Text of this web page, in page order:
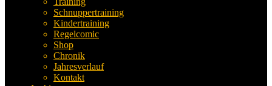
Schnuppertraining
Kindertraining
Regelcomic
Shop
Chronik
Jahresverlauf
Kontakt